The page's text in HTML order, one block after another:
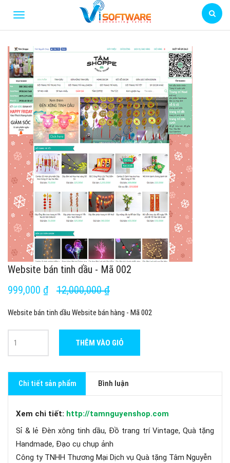
Website bán tinh dầu - Mã 002
999,000 ₫
12,000,000 ₫
Website bán tinh dầu Website bán hàng - Mã 002
THÊM VÀO GIỎ
Chi tiết sản phẩm Bình luận
Xem chi tiết: http://tamnguyenshop.com
Sỉ & lẻ Đèn xông tinh dầu, Đồ trang trí Vintage, Quà tặng
Handmade, Đạo cụ chụp ảnh
Công ty TNHH Thương Mại Dịch vụ Quà tặng Tâm Nguyễn